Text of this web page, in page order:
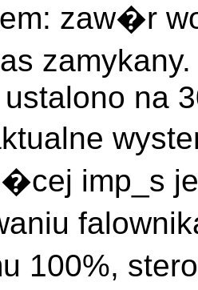
zaw�r
na
imp_s
100%,